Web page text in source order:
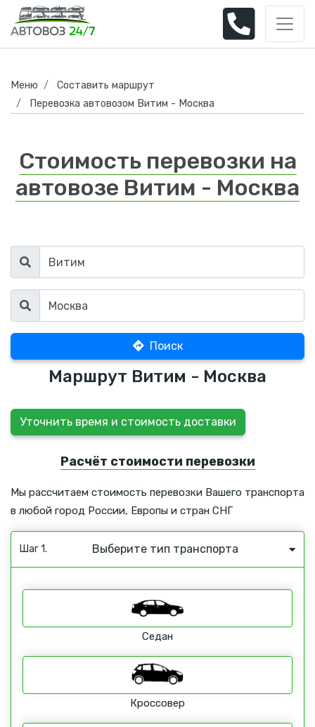
Меню
Составить маршрут
Перевозка автовозом Витим - Москва
Стоимость перевозки на
автовозе Витим - Москва
Поиск
Маршрут Витим - Москва
Уточнить время и стоимость доставки
Расчёт стоимости перевозки
Мы рассчитаем стоимость перевозки Вашего транспорта
в любой город России, Европы и стран СНГ
Шаг 1. Выберите тип транспорта
Седан
Кроссовер